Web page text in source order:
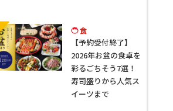
食
【予約受付終了】
2026年お盆の食卓を
彩るごちそう7選！
寿司盛りから人気ス
イーツまで